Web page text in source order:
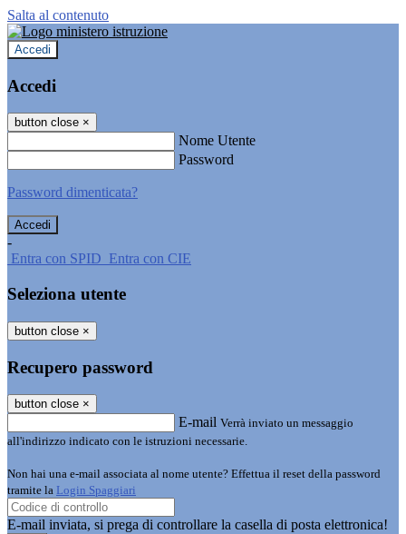
Salta al contenuto
Accedi
Accedi
button close ×
Nome Utente
Password
Password dimenticata?
-
Entra con SPID Entra con CIE
Seleziona utente
button close ×
Recupero password
button close ×
E-mail Verrà inviato un messaggio
all'indirizzo indicato con le istruzioni necessarie.
Non hai una e-mail associata al nome utente? Effettua il reset della password
tramite la Login Spaggiari
E-mail inviata, si prega di controllare la casella di posta elettronica!